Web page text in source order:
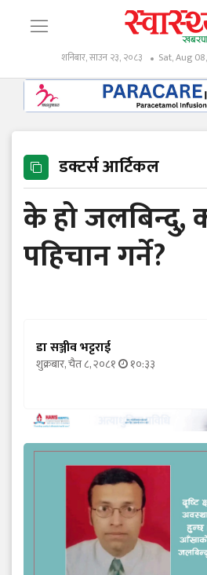
शनिबार, साउन २३, २०८३ Sat, Aug
डक्टर्स आर्टिकल
के हो जलबिन्दु,
पहिचान गर्ने?
डा सञ्जीव भट्टराई
शुक्रबार, चैत ८, २०८१ १०:३३